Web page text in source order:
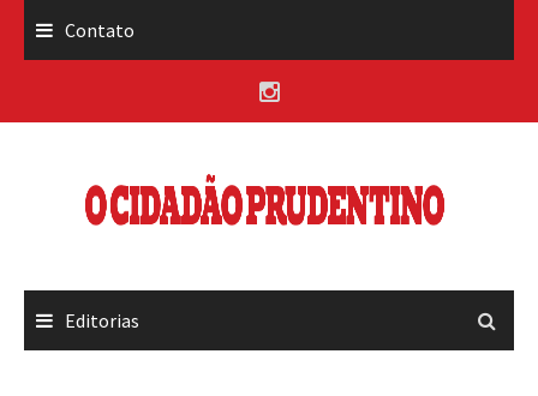
Contato
Editorias